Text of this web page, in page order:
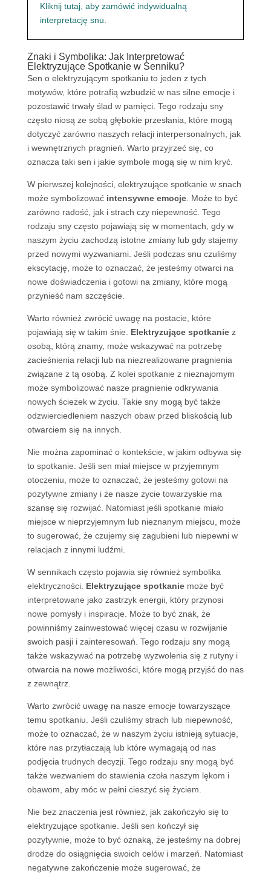
Kliknij tutaj, aby zamówić indywidualną
interpretację snu.
Znaki i Symbolika: Jak Interpretować
Elektryzujące Spotkanie w Senniku?
Sen o elektryzującym spotkaniu to jeden z tych
motywów, które potrafią wzbudzić w nas silne emocje i
pozostawić trwały ślad w pamięci. Tego rodzaju sny
często niosą ze sobą głębokie przesłania, które mogą
dotyczyć zarówno naszych relacji interpersonalnych, jak
i wewnętrznych pragnień. Warto przyjrzeć się, co
oznacza taki sen i jakie symbole mogą się w nim kryć.
W pierwszej kolejności, elektryzujące spotkanie w snach
może symbolizować intensywne emocje. Może to być
zarówno radość, jak i strach czy niepewność. Tego
rodzaju sny często pojawiają się w momentach, gdy w
naszym życiu zachodzą istotne zmiany lub gdy stajemy
przed nowymi wyzwaniami. Jeśli podczas snu czuliśmy
ekscytację, może to oznaczać, że jesteśmy otwarci na
nowe doświadczenia i gotowi na zmiany, które mogą
przynieść nam szczęście.
Warto również zwrócić uwagę na postacie, które
pojawiają się w takim śnie. Elektryzujące spotkaniez
osobą, którą znamy, może wskazywać na potrzebę
zacieśnienia relacji lub na niezrealizowane pragnienia
związane z tą osobą. Z kolei spotkanie z nieznajomym
może symbolizować nasze pragnienie odkrywania
nowych ścieżek w życiu. Takie sny mogą być także
odzwierciedleniem naszych obaw przed bliskością lub
otwarciem się na innych.
Nie można zapominać o kontekście, w jakim odbywa się
to spotkanie. Jeśli sen miał miejsce w przyjemnym
otoczeniu, może to oznaczać, że jesteśmy gotowi na
pozytywne zmiany i że nasze życie towarzyskie ma
szansę się rozwijać. Natomiast jeśli spotkanie miało
miejsce w nieprzyjemnym lub nieznanym miejscu, może
to sugerować, że czujemy się zagubieni lub niepewni w
relacjach z innymi ludźmi.
W sennikach często pojawia się również symbolika
elektryczności. Elektryzujące spotkaniemoże być
interpretowane jako zastrzyk energii, który przynosi
nowe pomysły i inspiracje. Może to być znak, że
powinniśmy zainwestować więcej czasu w rozwijanie
swoich pasji i zainteresowań. Tego rodzaju sny mogą
także wskazywać na potrzebę wyzwolenia się z rutyny i
otwarcia na nowe możliwości, które mogą przyjść do nas
z zewnątrz.
Warto zwrócić uwagę na nasze emocje towarzyszące
temu spotkaniu. Jeśli czuliśmy strach lub niepewność,
może to oznaczać, że w naszym życiu istnieją sytuacje,
które nas przytłaczają lub które wymagają od nas
podjęcia trudnych decyzji. Tego rodzaju sny mogą być
także wezwaniem do stawienia czoła naszym lękom i
obawom, aby móc w pełni cieszyć się życiem.
Nie bez znaczenia jest również, jak zakończyło się to
elektryzujące spotkanie. Jeśli sen kończył się
pozytywnie, może to być oznaką, że jesteśmy na dobrej
drodze do osiągnięcia swoich celów i marzeń. Natomiast
negatywne zakończenie może sugerować, że